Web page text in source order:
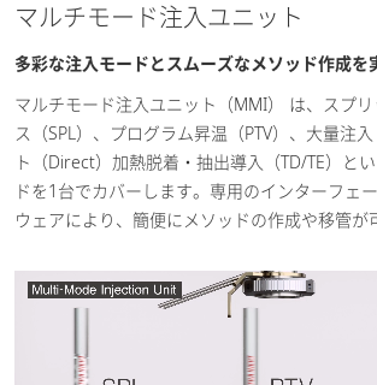
マルチモード注入ユニット
多彩な注入モードとスムーズなメソッド作成を
マルチモード注入ユニット（MMI） は、スプ
ス（SPL）、プログラム昇温（PTV）、大量注
ト（Direct）加熱脱着・抽出導入（TD/TE）と
ドを1台でカバーします。専用のインターフェ
ウェアにより、簡便にメソッドの作成や移管が